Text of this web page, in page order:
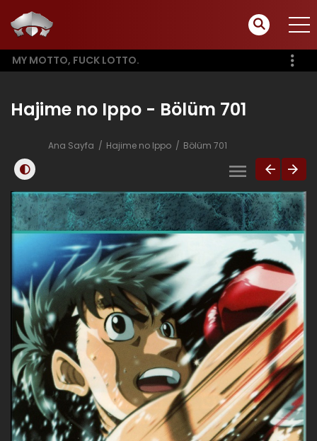
MY MOTTO, FUCK LOTTO.
Hajime no Ippo - Bölüm 701
Ana Sayfa Hajime no Ippo Bölüm 701